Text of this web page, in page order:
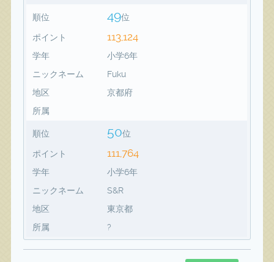
順位 49位
ポイント 113,124
学年
小学6年
ニックネーム
Fuku
地区
京都府
所属
順位 50位
ポイント 111,764
学年
小学6年
ニックネーム
S&R
地区
東京都
所属
?